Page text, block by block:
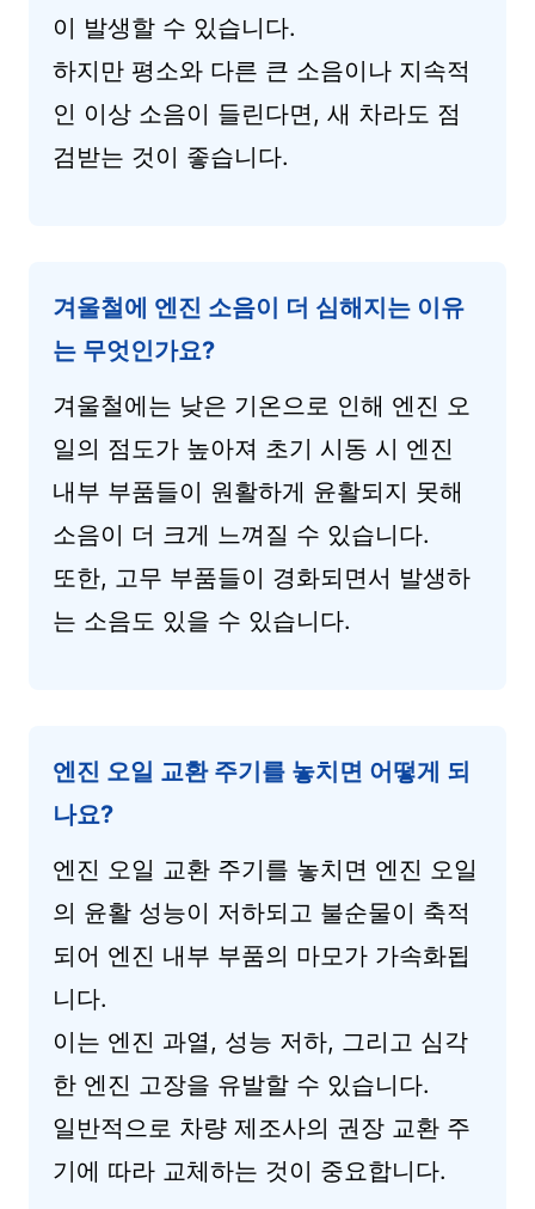
이 발생할 수 있습니다.
하지만 평소와 다른 큰 소음이나 지속적
인 이상 소음이 들린다면, 새 차라도 점
검받는 것이 좋습니다.
겨울철에 엔진 소음이 더 심해지는 이유
는 무엇인가요?
겨울철에는 낮은 기온으로 인해 엔진 오
일의 점도가 높아져 초기 시동 시 엔진
내부 부품들이 원활하게 윤활되지 못해
소음이 더 크게 느껴질 수 있습니다.
또한, 고무 부품들이 경화되면서 발생하
는 소음도 있을 수 있습니다.
엔진 오일 교환 주기를 놓치면 어떻게 되
나요?
엔진 오일 교환 주기를 놓치면 엔진 오일
의 윤활 성능이 저하되고 불순물이 축적
되어 엔진 내부 부품의 마모가 가속화됩
니다.
이는 엔진 과열, 성능 저하, 그리고 심각
한 엔진 고장을 유발할 수 있습니다.
일반적으로 차량 제조사의 권장 교환 주
기에 따라 교체하는 것이 중요합니다.